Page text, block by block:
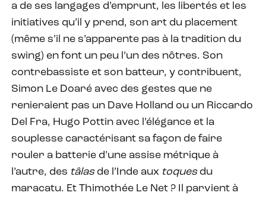
a de ses langages d’emprunt, les libertés et les
initiatives qu’il y prend, son art du placement
(même s’il ne s’apparente pas à la tradition du
swing) en font un peu l’un des nôtres. Son
contrebassiste et son batteur, y contribuent,
Simon Le Doaré avec des gestes que ne
renieraient pas un Dave Holland ou un Riccardo
Del Fra, Hugo Pottin avec l’élégance et la
souplesse caractérisant sa façon de faire
rouler a batterie d’une assise métrique à
l’autre, des tâlasde l’Inde aux toquesdu
maracatu. Et Thimothée Le Net ? Il parvient à